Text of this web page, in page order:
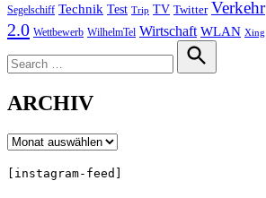
Segelschiff Technik Test Trip TV Twitter Verkehr
2.0 Wettbewerb WilhelmTel Wirtschaft WLAN Xing
for:
Search
ARCHIV
Archiv
[instagram-feed]